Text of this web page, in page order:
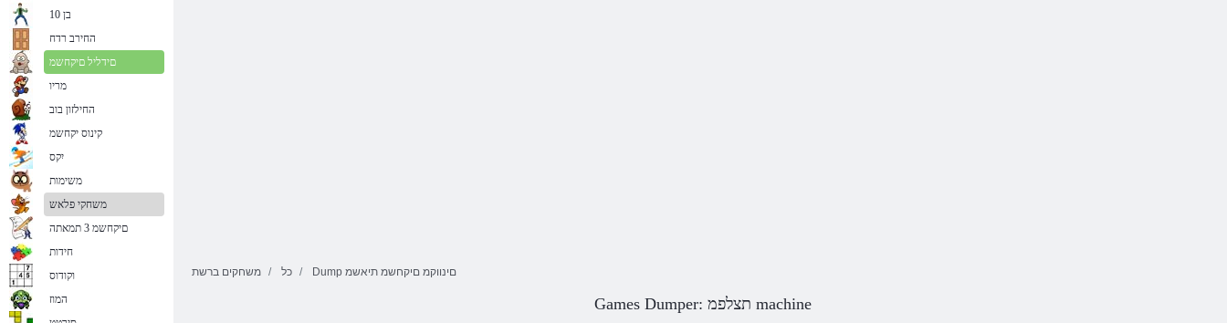
משחקים ברשת כל Dump םינווקמ םיקחשמ תיאשמ
Games Dumper: תצלפמ machine
בן 10
החירב רדח
םידליל םיקחשמ
מריו
החילזון בוב
קינוס יקחשמ
יִקס
משימות
משחקי פלאש
םיקחשמ 3 תמאתה
חידות
וקודוס
המוז